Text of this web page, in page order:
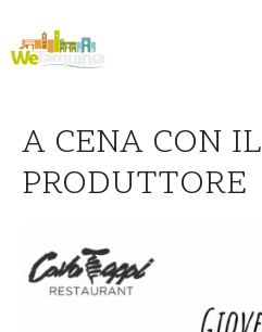
A CENA CON IL
PRODUTTORE